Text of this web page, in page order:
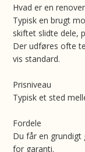
Hvad er en
Typisk en brugt
skiftet slidte dele,
Der udføres ofte
vis standard.
Prisniveau
Typisk et sted
Fordele
Du får en
for garanti.